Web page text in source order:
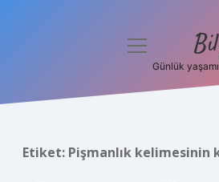
menüyü
Günlük
Etiket: Pişmanlık kelimesinin